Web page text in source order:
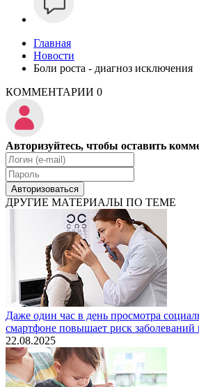
Главная
Новости
Боли роста - диагноз исключения
КОММЕНТАРИИ 0
Авторизуйтесь, чтобы оставить
Авторизоваться
ДРУГИЕ МАТЕРИАЛЫ ПО ТЕМЕ
Даже один час в день просмотра
смартфоне повышает риск заболеваний
22.08.2025